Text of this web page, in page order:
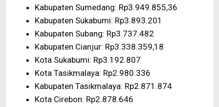
Kabupaten Sumedang: Rp3.949.855,36
Kabupaten Sukabumi: Rp3.893.201
Kabupaten Subang: Rp3.737.482
Kabupaten Cianjur: Rp3.338.359,18
Kota Sukabumi: Rp3.192.807
Kota Tasikmalaya: Rp2.980.336
Kabupaten Tasikmalaya: Rp2.871.874
Kota Cirebon: Rp2.878.646